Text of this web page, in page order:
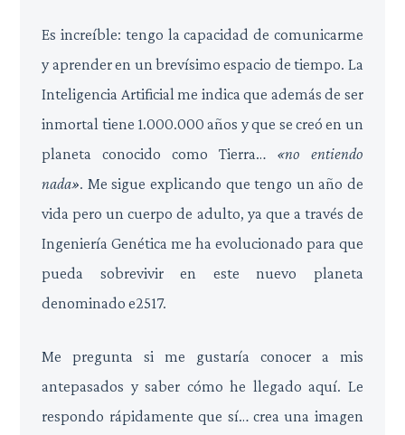
Es increíble: tengo la capacidad de comunicarme
y aprender en un brevísimo espacio de tiempo. La
Inteligencia Artificial me indica que además de ser
inmortal tiene 1.000.000 años y que se creó en un
planeta conocido como Tierra… «no entiendo
nada». Me sigue explicando que tengo un año de
vida pero un cuerpo de adulto, ya que a través de
Ingeniería Genética me ha evolucionado para que
pueda sobrevivir en este nuevo planeta
denominado e2517.
Me pregunta si me gustaría conocer a mis
antepasados y saber cómo he llegado aquí. Le
respondo rápidamente que sí… crea una imagen